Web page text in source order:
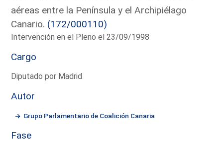
aéreas entre la Península y el Archipiélago
Canario. (172/000110)
Intervención en el Pleno el 23/09/1998
Cargo
Diputado por Madrid
Autor
Grupo Parlamentario de Coalición Canaria
Fase